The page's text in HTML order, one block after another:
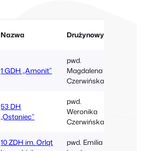
Nazwa Drużynowy
1 GDH „Amonit”
pwd.
Magdalena
Czerwińska
53 DH
„Ostaniec”
pwd.
Weronika
Czerwińska
10 ZDH im. Orląt
pwd. Emilia